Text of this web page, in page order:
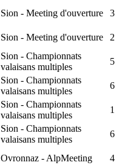
Sion - Meeting d'ouverture 3
Sion - Meeting d'ouverture 2
Sion - Championnats
valaisans multiples
5
Sion - Championnats
valaisans multiples
6
Sion - Championnats
valaisans multiples
1
Sion - Championnats
valaisans multiples
6
Ovronnaz - AlpMeeting 4